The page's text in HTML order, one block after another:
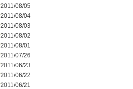
2011/08/05
2011/08/04
2011/08/03
2011/08/02
2011/08/01
2011/07/26
2011/06/23
2011/06/22
2011/06/21